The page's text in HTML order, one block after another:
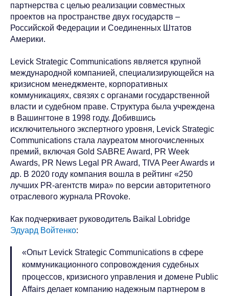
партнерства с целью реализации совместных
проектов на пространстве двух государств –
Российской Федерации и Соединенных Штатов
Америки.
Levick Strategic Communications является крупной
международной компанией, специализирующейся на
кризисном менеджменте, корпоративных
коммуникациях, связях с органами государственной
власти и судебном праве. Структура была учреждена
в Вашингтоне в 1998 году. Добившись
исключительного экспертного уровня, Levick Strategic
Communications стала лауреатом многочисленных
премий, включая Gold SABRE Award, PR Week
Awards, PR News Legal PR Award, TIVA Peer Awards и
др. В 2020 году компания вошла в рейтинг «250
лучших PR-агентств мира» по версии авторитетного
отраслевого журнала PRovoke.
Как подчеркивает руководитель Baikal Lobridge
Эдуард Войтенко:
«Опыт Levick Strategic Communications в сфере
коммуникационного сопровождения судебных
процессов, кризисного управления и домене Public
Affairs делает компанию надежным партнером в